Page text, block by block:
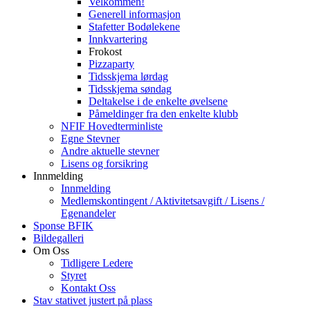
Generell informasjon
Stafetter Bodølekene
Innkvartering
Frokost
Pizzaparty
Tidsskjema lørdag
Tidsskjema søndag
Deltakelse i de enkelte øvelsene
Påmeldinger fra den enkelte klubb
NFIF Hovedterminliste
Egne Stevner
Andre aktuelle stevner
Lisens og forsikring
Innmelding
Innmelding
Medlemskontingent / Aktivitetsavgift / Lisens /
Egenandeler
Sponse BFIK
Bildegalleri
Om Oss
Tidligere Ledere
Styret
Kontakt Oss
Stav stativet justert på plass